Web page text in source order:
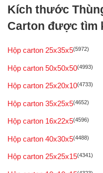
Kích thước
Carton được tìm
Hộp carton 25x35x5(5972)
Hộp carton 50x50x50(4993)
Hộp carton 25x20x10(4733)
Hộp carton 35x25x5(4652)
Hộp carton 16x22x5(4596)
Hộp carton 40x30x5(4488)
Hộp carton 25x25x15(4341)